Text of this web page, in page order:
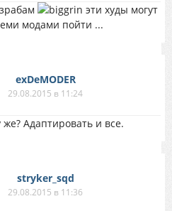
эти худы могут
модами пойти ...
exDeMODER
29.08.2015 в 11:24
Адаптировать и все.
stryker_sqd
29.08.2015 в 11:36